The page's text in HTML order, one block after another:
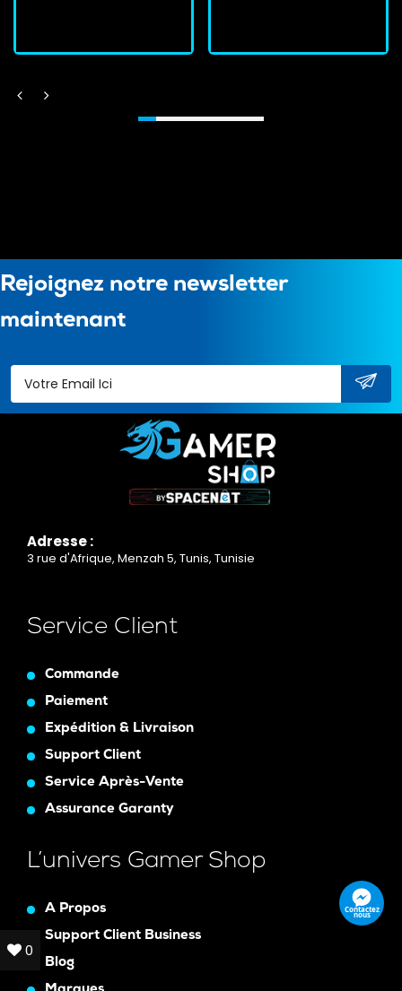
Rejoignez notre newsletter
maintenant
Adresse :
3 rue d'Afrique, Menzah 5, Tunis, Tunisie
Service Client
Commande
Paiement
Expédition & Livraison
Support Client
Service Après-Vente
Assurance Garanty
L’univers Gamer Shop
A Propos
Support Client Business
Blog
Contactez
nous
0
0